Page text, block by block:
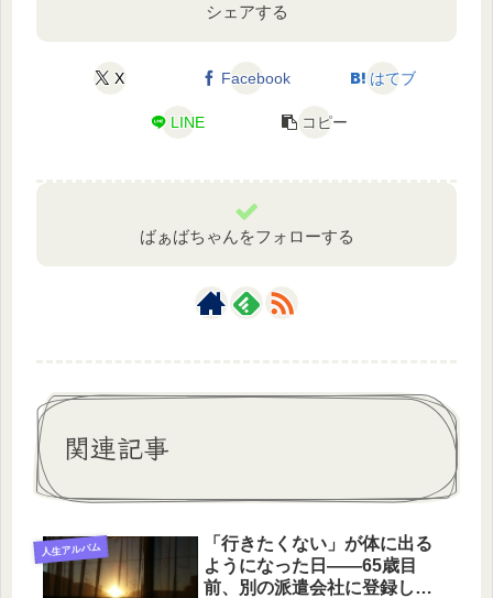
シェアする
X Facebook はてブ
LINE コピー
ばぁばちゃんをフォローする
関連記事
人生アルバム
「行きたくない」が体に出る
ようになった日――65歳目
前、別の派遣会社に登録しま